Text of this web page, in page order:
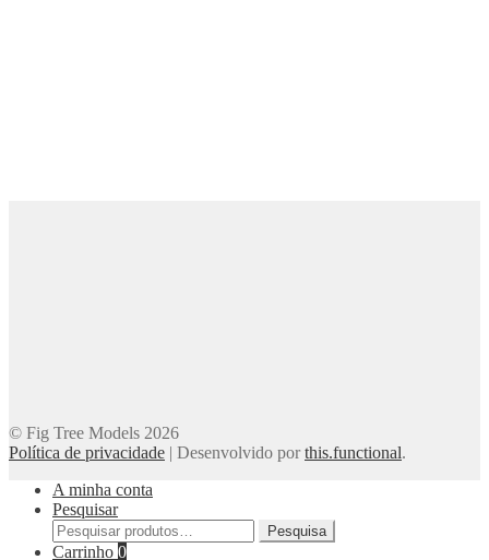
© Fig Tree Models 2026
Política de privacidade | Desenvolvido porthis.functional.
A minha conta
Pesquisar
Pesquisar
por:
Pesquisa
Carrinho 0